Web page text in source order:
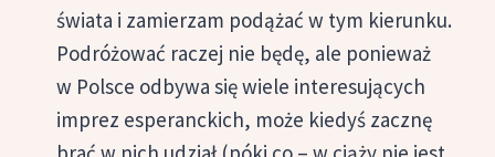
świata i zamierzam podążać w tym kierunku.
Podróżować raczej nie będę, ale ponieważ
w Polsce odbywa się wiele interesujących
imprez esperanckich, może kiedyś zacznę